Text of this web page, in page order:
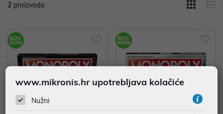
2 proizvoda
www.mikronis.hr upotrebljava kolačiće
Nužni